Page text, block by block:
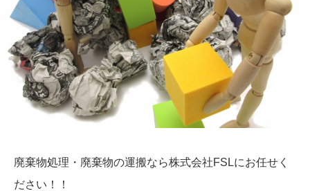
廃棄物処理・廃棄物の運搬なら株式会社FSLにお任せく
ださい！！